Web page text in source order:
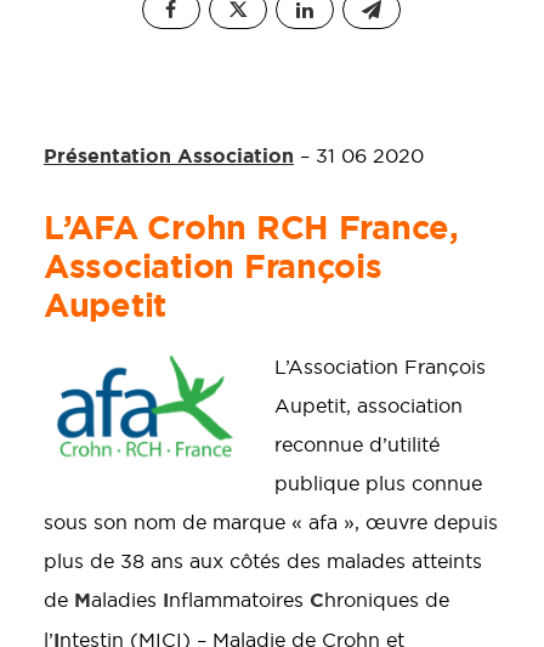
Présentation Association – 31 06 2020
L’AFA Crohn RCH France,
Association François
Aupetit
L’Association François
Aupetit, association
reconnue d’utilité
publique plus connue
sous son nom de marque « afa », œuvre depuis
plus de 38 ans aux côtés des malades atteints
de Maladies Inflammatoires Chroniques de
l’Intestin (MICI) – Maladie de Crohn et